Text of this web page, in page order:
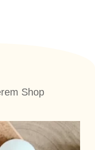
Shop